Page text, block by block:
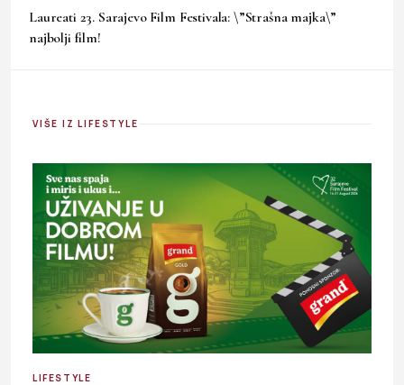
Laureati 23. Sarajevo Film Festivala: \”Strašna majka\”
najbolji film!
VIŠE IZ LIFESTYLE
LIFESTYLE